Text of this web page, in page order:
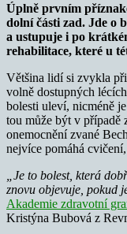
Úplně prvním
dolní části zad. Jde o
a ustupuje i po
rehabilitace, které u
Většina lidí si zvykla
volně dostupných
bolesti uleví, nicméně
tou může být v případě
onemocnění zvané
nejvíce pomáhá
„Je to bolest, která
znovu objevuje, pokud
Akademie zdravotní
Kristýna Bubová z